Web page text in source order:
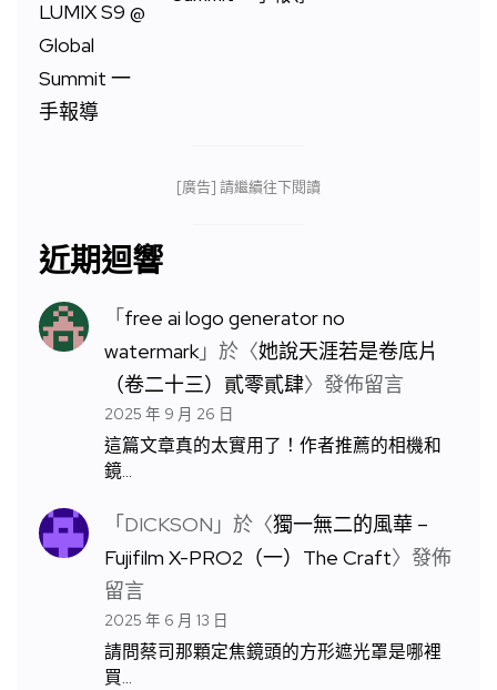
[廣告] 請繼續往下閱讀
近期迴響
「free ai logo generator no
watermark」於〈她說天涯若是卷底片
（卷二十三）貳零貳肆〉發佈留言
2025 年 9 月 26 日
這篇文章真的太實用了！作者推薦的相機和
鏡…
「DICKSON 」於〈獨一無二的風華 –
Fujifilm X-PRO2（一）The Craft〉發佈
留言
2025 年 6 月 13 日
請問蔡司那顆定焦鏡頭的方形遮光罩是哪裡
買…